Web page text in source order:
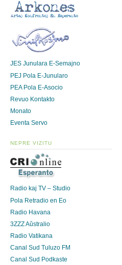
JES Junulara E-Semajno
PEJ Pola E-Junularo
PEA Pola E-Asocio
Revuo Kontakto
Monato
Eventa Servo
NEPRE VIZITU
Radio kaj TV – Studio
Pola Retradio en Eo
Radio Havana
3ZZZ Aŭstralio
Radio Vatikana
Canal Sud Tuluzo FM
Canal Sud Podkaste